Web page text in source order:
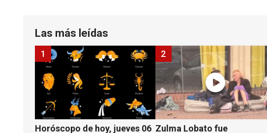
Las más leídas
Horóscopo de hoy, jueves 06
1
Zulma Lobato fue
2